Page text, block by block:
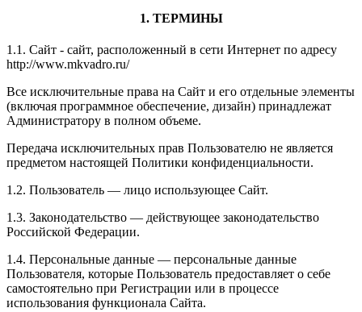
1. ТЕРМИНЫ
1.1. Сайт - сайт, расположенный в сети Интернет по адресу
http://www.mkvadro.ru/
Все исключительные права на Сайт и его отдельные элементы
(включая программное обеспечение, дизайн) принадлежат
Администратору в полном объеме.
Передача исключительных прав Пользователю не является
предметом настоящей Политики конфиденциальности.
1.2. Пользователь — лицо использующее Сайт.
1.3. Законодательство — действующее законодательство
Российской Федерации.
1.4. Персональные данные — персональные данные
Пользователя, которые Пользователь предоставляет о себе
самостоятельно при Регистрации или в процессе
использования функционала Сайта.